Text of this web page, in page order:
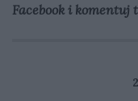
Facebook i komentuj